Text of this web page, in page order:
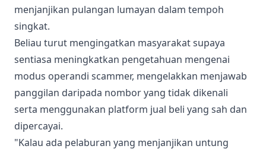
menjanjikan pulangan lumayan dalam tempoh
singkat.
Beliau turut mengingatkan masyarakat supaya
sentiasa meningkatkan pengetahuan mengenai
modus operandi scammer, mengelakkan menjawab
panggilan daripada nombor yang tidak dikenali
serta menggunakan platform jual beli yang sah dan
dipercayai.
"Kalau ada pelaburan yang menjanjikan untung